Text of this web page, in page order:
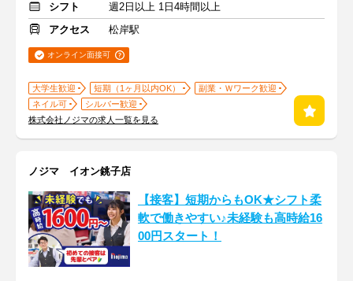
シフト
週2日以上 1日4時間以上
アクセス
松岸駅
オンライン面接可
大学生歓迎 短期（1ヶ月以内OK）
副業・Ｗワーク歓迎
ネイル可
シルバー歓迎
株式会社ノジマの求人一覧を見る
ノジマ イオン銚子店
【接客】短期からもOK★シフト柔
軟で働きやすい♪未経験も高時給16
00円スタート！